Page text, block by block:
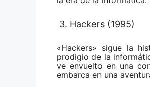
3. Hackers (1995)
«Hackers» sigue la
prodigio de la
ve envuelto en una
embarca en una